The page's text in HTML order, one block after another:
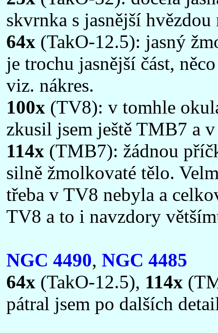
skvrnka s jasnější
64x (TakO-12.5): jasný
je trochu jasnější část,
viz. nákres.
100x (TV8): v tomhle
zkusil jsem ještě TMB7 a
114x (TMB7): žádnou
silně žmolkovaté tělo.
třeba v TV8 nebyla a
TV8 a to i navzdory
NGC 4490, NGC 4485
64x (TakO-12.5), 114x
pátral jsem po dalších